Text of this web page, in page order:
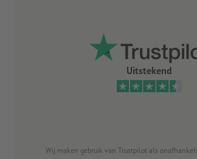
Uitstekend
Wij maken gebruik van Trustpilot als